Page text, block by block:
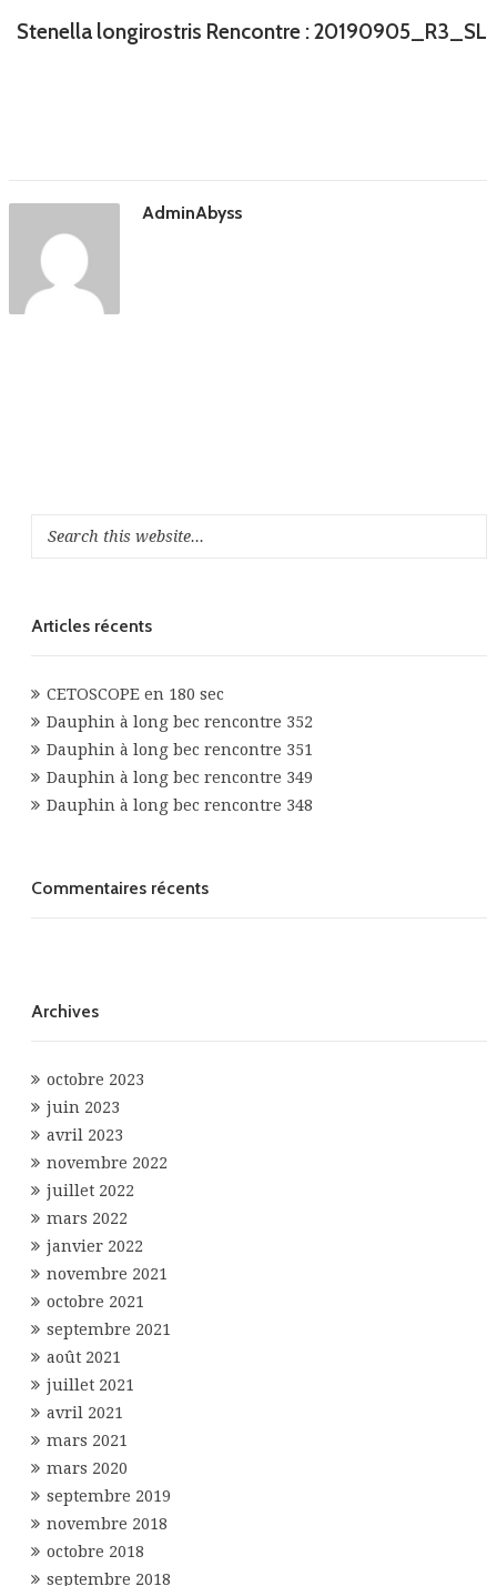
Stenella longirostris Rencontre : 20190905_R3_SL
AdminAbyss
Articles récents
CETOSCOPE en 180 sec
Dauphin à long bec rencontre 352
Dauphin à long bec rencontre 351
Dauphin à long bec rencontre 349
Dauphin à long bec rencontre 348
Commentaires récents
Archives
octobre 2023
juin 2023
avril 2023
novembre 2022
juillet 2022
mars 2022
janvier 2022
novembre 2021
octobre 2021
septembre 2021
août 2021
juillet 2021
avril 2021
mars 2021
mars 2020
septembre 2019
novembre 2018
octobre 2018
septembre 2018